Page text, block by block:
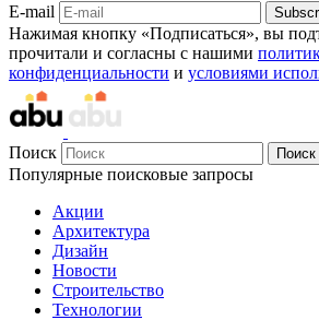
E-mail
Нажимая кнопку «Подписаться», вы
прочитали и согласны с нашими
конфиденциальности и условиями
Поиск Поиск
Популярные поисковые запросы
Акции
Архитектура
Дизайн
Новости
Строительство
Технологии